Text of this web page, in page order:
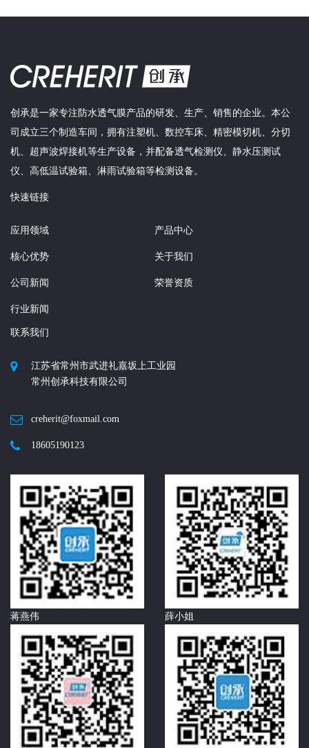
创承是一家专注防水透气膜产品的研发、生产、销售的企业。本公
司成立三个制造车间，拥有注塑机、数控车床、精密模切机、分切
机、超声波焊接机等生产设备，并配备透气检测仪、静水压测试
仪、高低温试验箱、淋雨试验箱等检测设备。
快速链接
应用领域 产品中心
核心优势 关于我们
公司新闻 荣誉资质
行业新闻
联系我们
江苏省常州市武进礼嘉坂上工业园
常州创承科技有限公司
creherit@foxmail.com
18605190123
蒋燕伟 薛小姐